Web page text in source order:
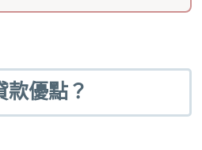
款優點？